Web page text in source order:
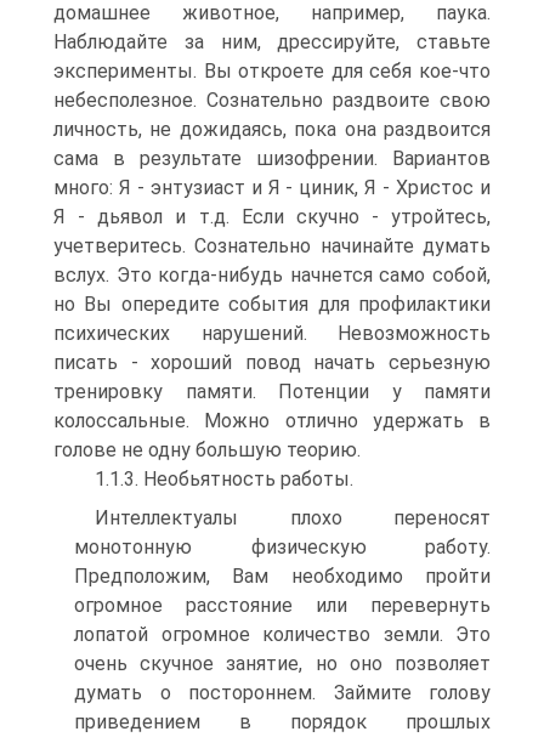
домашнее животное, например, паука.
Наблюдайте за ним, дрессируйте, ставьте
эксперименты. Вы откроете для себя кое-что
небесполезное. Сознательно раздвоите свою
личность, не дожидаясь, пока она раздвоится
сама в результате шизофрении. Вариантов
много: Я - энтузиаст и Я - циник, Я - Христос и
Я - дьявол и т.д. Если скучно - утройтесь,
учетверитесь. Сознательно начинайте думать
вслух. Это когда-нибудь начнется само собой,
но Вы опередите события для профилактики
психических нарушений. Невозможность
писать - хороший повод начать серьезную
тренировку памяти. Потенции у памяти
колоссальные. Можно отлично удержать в
голове не одну большую теорию.
1.1.3. Необьятность работы.
Интеллектуалы плохо переносят
монотонную физическую работу.
Предположим, Вам необходимо пройти
огромное расстояние или перевернуть
лопатой огромное количество земли. Это
очень скучное занятие, но оно позволяет
думать о постороннем. Займите голову
приведением в порядок прошлых